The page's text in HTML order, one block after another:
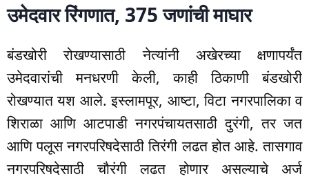
उमेदवार रिंगणात, 375 जणांची माघार
बंडखोरी रोखण्यासाठी नेत्यांनी अखेरच्या क्षणापर्यंत
उमेदवारांची मनधरणी केली, काही ठिकाणी बंडखोरी
रोखण्यात यश आले. इस्लामपूर, आष्टा, विटा नगरपालिका व
शिराळा आणि आटपाडी नगरपंचायतसाठी दुरंगी, तर जत
आणि पलूस नगरपरिषदेसाठी तिरंगी लढत होत आहे. तासगाव
नगरपरिषदेसाठी चौरंगी लढत होणार असल्याचे अर्ज